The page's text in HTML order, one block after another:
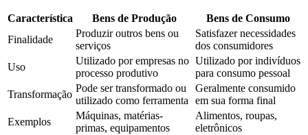
Característica Bens de Produção
Bens de Consumo
Finalidade
Produzir outros bens ou
serviços
Satisfazer necessidades
dos consumidores
Uso
Utilizado por empresas no
processo produtivo
Utilizado por indivíduos
para consumo pessoal
Transformação
Pode ser transformado ou
utilizado como ferramenta
Geralmente consumido
em sua forma final
Exemplos
Máquinas, matérias-
primas, equipamentos
Alimentos, roupas,
eletrônicos